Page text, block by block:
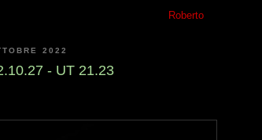
Roberto
2022
- UT 21.23